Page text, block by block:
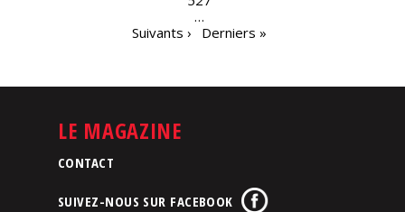
…
Suivants ›
Derniers »
LE MAGAZINE
CONTACT
SUIVEZ-NOUS SUR FACEBOOK